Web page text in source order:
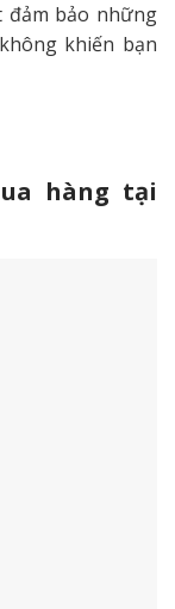
đảm bảo những
khiến bạn
hàng tại